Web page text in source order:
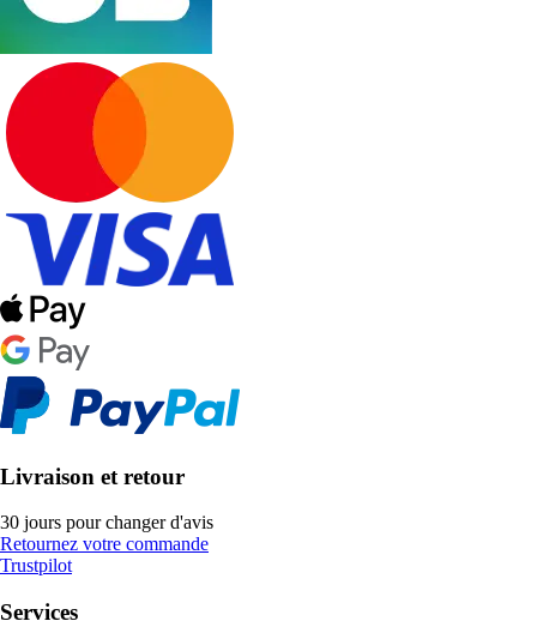
Livraison et retour
30 jours pour changer d'avis
Retournez votre commande
Trustpilot
Services